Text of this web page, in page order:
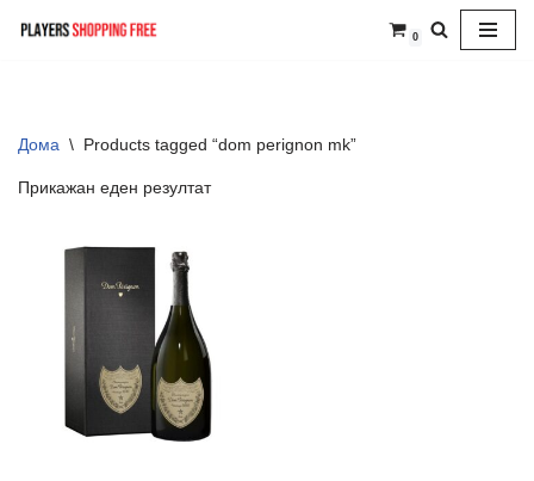
0
Дома \ Products tagged “dom perignon mk”
Прикажан еден резултат